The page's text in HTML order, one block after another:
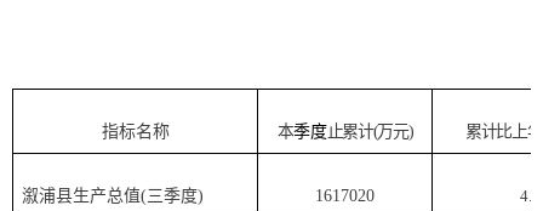
指标名称 本季度止累计(万元) 累计比上
溆浦县生产总值(三季度) 1617020 4.3